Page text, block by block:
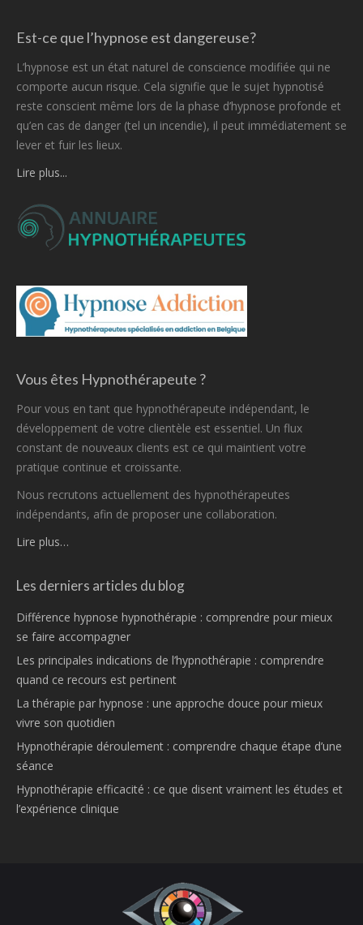
Est-ce que l’hypnose est dangereuse?
L’hypnose est un état naturel de conscience modifiée qui ne
comporte aucun risque. Cela signifie que le sujet hypnotisé
reste conscient même lors de la phase d’hypnose profonde et
qu’en cas de danger (tel un incendie), il peut immédiatement se
lever et fuir les lieux.
Lire plus...
Vous êtes Hypnothérapeute ?
Pour vous en tant que hypnothérapeute indépendant, le
développement de votre clientèle est essentiel. Un flux
constant de nouveaux clients est ce qui maintient votre
pratique continue et croissante.
Nous recrutons actuellement des hypnothérapeutes
indépendants, afin de proposer une collaboration.
Lire plus…
Les derniers articles du blog
Différence hypnose hypnothérapie : comprendre pour mieux
se faire accompagner
Les principales indications de l’hypnothérapie : comprendre
quand ce recours est pertinent
La thérapie par hypnose : une approche douce pour mieux
vivre son quotidien
Hypnothérapie déroulement : comprendre chaque étape d’une
séance
Hypnothérapie efficacité : ce que disent vraiment les études et
l’expérience clinique